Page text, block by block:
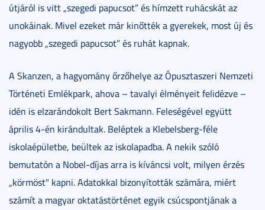
útjáról is vitt „szegedi papucsot” és hímzett ruhácskát az
unokáinak. Mivel ezeket már kinőtték a gyerekek, most új és
nagyobb „szegedi papucsot” és ruhát kapnak.
A Skanzen, a hagyomány őrzőhelye az Ópusztaszeri Nemzeti
Történeti Emlékpark, ahova – tavalyi élményeit felidézve –
idén is elzarándokolt Bert Sakmann. Feleségével együtt
április 4-én kirándultak. Beléptek a Klebelsberg-féle
iskolaépületbe, beültek az iskolapadba. A nekik szóló
bemutatón a Nobel-díjas arra is kíváncsi volt, milyen érzés
„körmöst" kapni. Adatokkal bizonyították számára, miért
számít a magyar oktatástörténet egyik csúcspontjának a